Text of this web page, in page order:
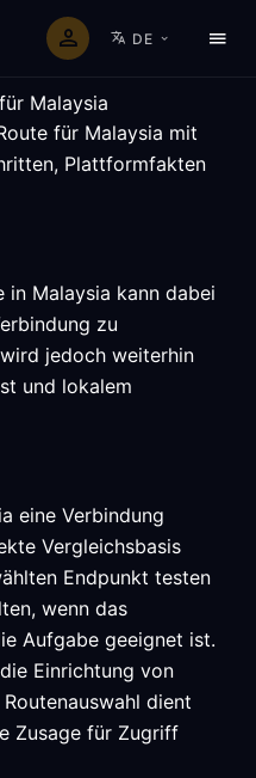
DE
Malaysia
für Malaysia mit
Plattformfakten
in Malaysia kann dabei
zu
jedoch weiterhin
und lokalem
eine Verbindung
Vergleichsbasis
Endpunkt testen
wenn das
Aufgabe geeignet ist.
Einrichtung von
dient
Zusage für Zugriff